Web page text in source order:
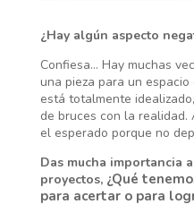
¿Hay algún aspecto
Confiesa… Hay muchas
una pieza para un
está totalmente
de bruces con la
el esperado porque no
Das mucha importancia
proyectos, ¿Qué
para acertar o para